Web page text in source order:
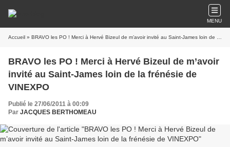
MENU
Accueil » BRAVO les PO ! Merci à Hervé Bizeul de m’avoir invité au Saint-James loin de la frénésie de VINEXPO
BRAVO les PO ! Merci à Hervé Bizeul de m’avoir
invité au Saint-James loin de la frénésie de
VINEXPO
Publié le 27/06/2011 à 00:09
Par JACQUES BERTHOMEAU